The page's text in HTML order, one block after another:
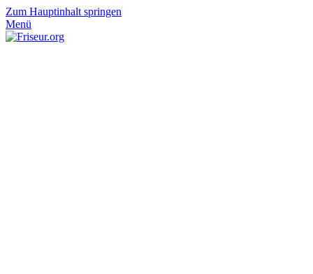
Zum Hauptinhalt springen
Menü